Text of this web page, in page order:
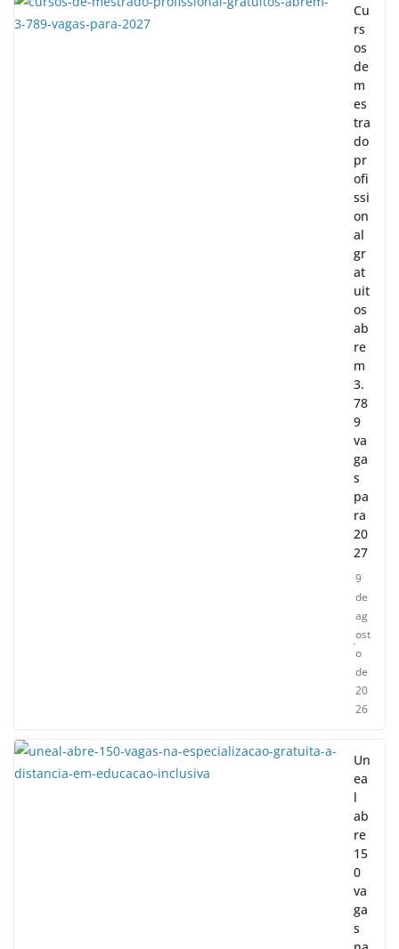
Cu
rs
os
de
m
es
tra
do
pr
ofi
ssi
on
al
gr
at
uit
os
ab
re
m
3.
78
9
va
ga
s
pa
ra
20
27
9
de
ag
ost
o
de
20
26
Un
ea
l
ab
re
15
0
va
ga
s